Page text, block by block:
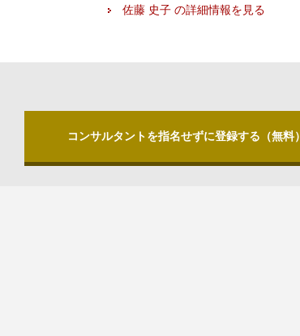
佐藤 史子 の詳細情報を見る
コンサルタントを指名せずに登録する（無料）